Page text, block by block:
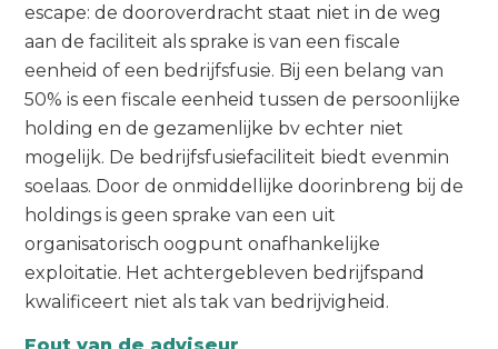
escape: de dooroverdracht staat niet in de weg
aan de faciliteit als sprake is van een fiscale
eenheid of een bedrijfsfusie. Bij een belang van
50% is een fiscale eenheid tussen de persoonlijke
holding en de gezamenlijke bv echter niet
mogelijk. De bedrijfsfusiefaciliteit biedt evenmin
soelaas. Door de onmiddellijke doorinbreng bij de
holdings is geen sprake van een uit
organisatorisch oogpunt onafhankelijke
exploitatie. Het achtergebleven bedrijfspand
kwalificeert niet als tak van bedrijvigheid.
Fout van de adviseur